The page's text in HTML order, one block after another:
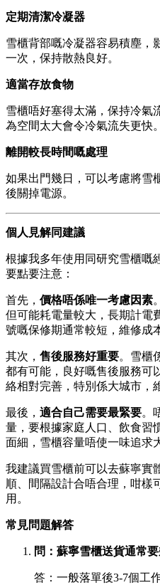
定期清潔冷凝器
雪櫃背部嘅冷凝器容易積塵，
一次，保持散熱良好。
適當存放食物
雪櫃唔好塞得太滿，保持冷氣
為空間太大會令冷氣流失更快。
離開較長時間嘅處理
如果出門幾日，可以考慮將雪
後關掉電源。
個人見解同建議
根據我多年使用同研究雪櫃嘅
要點要注意：
首先， 價格唔係唯一考慮因素
但可能耗電量較大，長期計電
號嘅保修期通常較短，維修成
其次， 售後服務好重要。雪櫃
都有可能，良好嘅售後服務可
絡相對完善，特別係大城市，
最後， 適合自己需要最緊要。
量，要根據家庭人口、飲食習
面細，雪櫃容量唔使一味追求
我建議買雪櫃前可以去蘇寧實
順、間隔設計合唔合理，咁樣
用。
常見問題解答
問：蘇寧雪櫃送貨通常
答：一般落單後3-7個工